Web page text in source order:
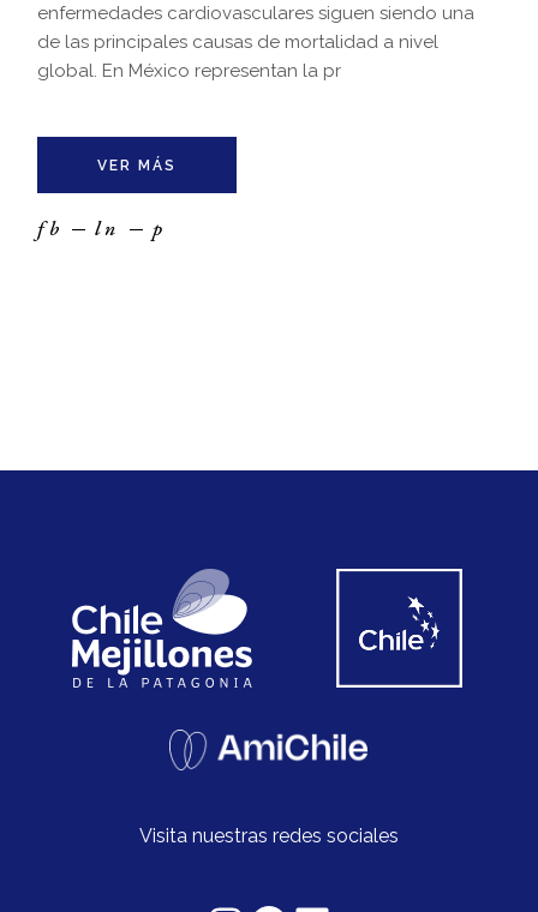
enfermedades cardiovasculares siguen siendo una
de las principales causas de mortalidad a nivel
global. En México representan la pr
VER MÁS
fb ln p
Visita nuestras redes sociales